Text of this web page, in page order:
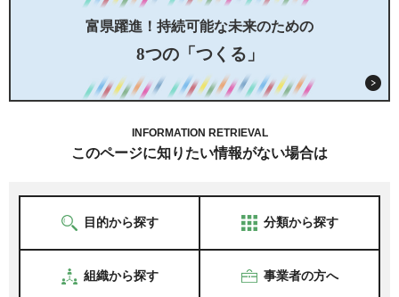
富県躍進！持続可能な未来のための
8つの「つくる」
INFORMATION RETRIEVAL
このページに知りたい情報がない場合は
目的から探す 分類から探す
組織から探す 事業者の方へ